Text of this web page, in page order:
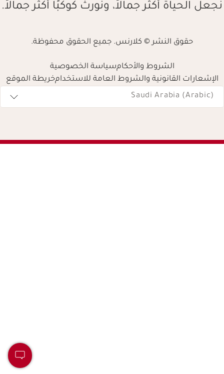
نجعل الحياة أكثر جمالاً، ونورث كوكبًا أكثر جمالاً.
حقوق النشر © كلارنس. جميع الحقوق محفوظة.
الشروط والأحكامسياسة الخصوصية
الإشعارات القانونية والشروط العامة للاستخدامخريطة الموقع
Saudi Arabia (Arabic)